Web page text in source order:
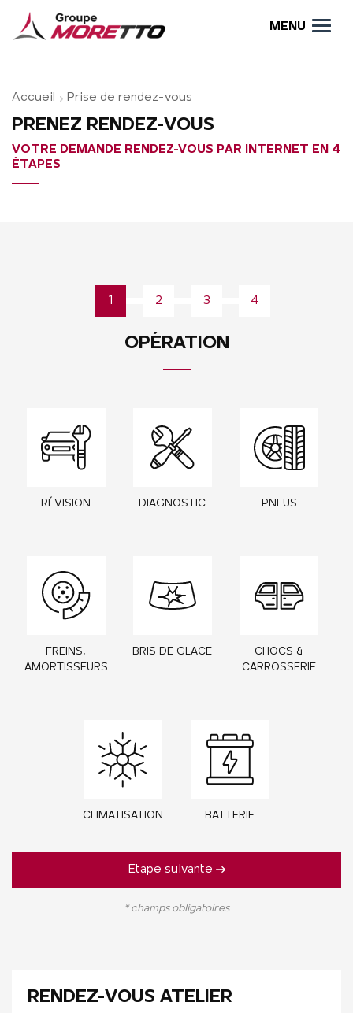
MENU
Accueil Prise de rendez-vous
PRENEZ RENDEZ-VOUS
VOTRE DEMANDE RENDEZ-VOUS PAR INTERNET EN 4
ÉTAPES
RENDEZ-VOUS ATELIER
1 2 3 4
OPÉRATION
RÉVISION DIAGNOSTIC PNEUS
FREINS,
AMORTISSEURS
BRIS DE GLACE
CHOCS &
CARROSSERIE
CLIMATISATION BATTERIE
Etape suivante
* champs obligatoires